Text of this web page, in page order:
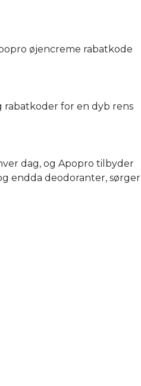
øjencreme rabatkode
rabatkoder for en dyb rens
dag, og Apopro tilbyder
endda deodoranter, sørger